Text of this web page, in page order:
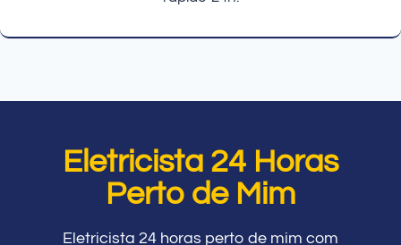
Eletricista 24 Horas
Perto de Mim
Eletricista 24 horas perto de mim com